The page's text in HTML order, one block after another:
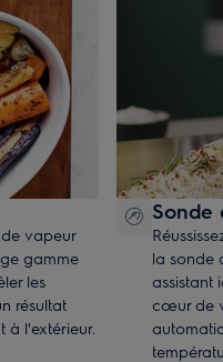
vapeur
gamme
les
résultat
à l'extérieur.
Sonde
la sonde
assistant
cœur de